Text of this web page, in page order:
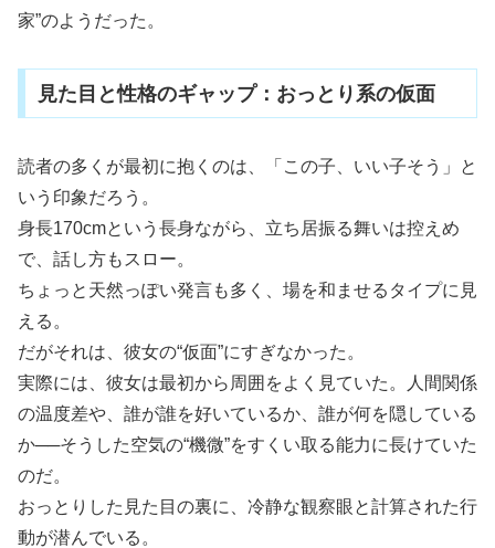
家”のようだった。
見た目と性格のギャップ：おっとり系の仮面
読者の多くが最初に抱くのは、「この子、いい子そう」と
いう印象だろう。
身長170cmという長身ながら、立ち居振る舞いは控えめ
で、話し方もスロー。
ちょっと天然っぽい発言も多く、場を和ませるタイプに見
える。
だがそれは、彼女の“仮面”にすぎなかった。
実際には、彼女は最初から周囲をよく見ていた。人間関係
の温度差や、誰が誰を好いているか、誰が何を隠している
か──そうした空気の“機微”をすくい取る能力に長けていた
のだ。
おっとりした見た目の裏に、冷静な観察眼と計算された行
動が潜んでいる。